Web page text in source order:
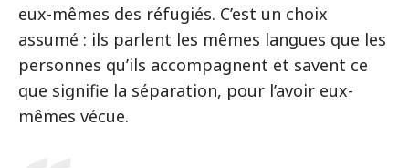
eux-mêmes des réfugiés. C’est un choix
assumé : ils parlent les mêmes langues que les
personnes qu’ils accompagnent et savent ce
que signifie la séparation, pour l’avoir eux-
mêmes vécue.